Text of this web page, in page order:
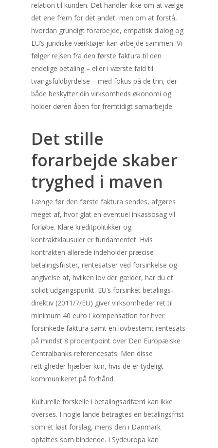
relation til kunden. Det handler ikke om at vælge
det ene frem for det andet, men om at forstå,
hvordan grundigt forarbejde, empatisk dialog og
EU’s juridiske værktøjer kan arbejde sammen. Vi
følger rejsen fra den første faktura til den
endelige betaling – eller i værste fald til
tvangsfuldbyrdelse – med fokus på de trin, der
både beskytter din virksomheds økonomi og
holder døren åben for fremtidigt samarbejde.
Det stille
forarbejde skaber
tryghed i maven
Længe før den første faktura sendes, afgøres
meget af, hvor glat en eventuel inkassosag vil
forløbe. Klare kreditpolitikker og
kontraktklausuler er fundamentet. Hvis
kontrakten allerede indeholder præcise
betalingsfrister, rentesatser ved forsinkelse og
angivelse af, hvilken lov der gælder, har du et
solidt udgangspunkt. EU’s forsinket betalings-
direktiv (2011/7/EU) giver virksomheder ret til
minimum 40 euro i kompensation for hver
forsinkede faktura samt en lovbestemt rentesats
på mindst 8 procentpoint over Den Europæiske
Centralbanks referencesats. Men disse
rettigheder hjælper kun, hvis de er tydeligt
kommunikeret på forhånd.
Kulturelle forskelle i betalingsadfærd kan ikke
overses. I nogle lande betragtes en betalingsfrist
som et løst forslag, mens den i Danmark
opfattes som bindende. I Sydeuropa kan